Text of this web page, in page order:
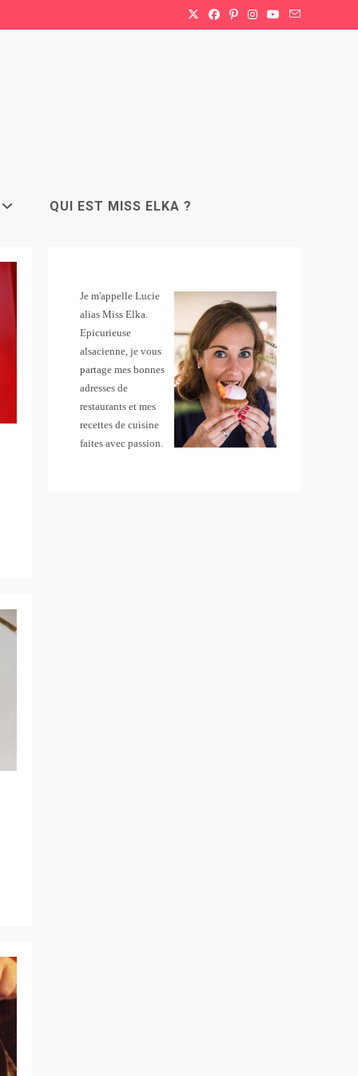
QUI EST MISS ELKA ?
Je m'appelle Lucie
alias Miss Elka.
Epicurieuse
alsacienne, je vous
partage mes bonnes
adresses de
restaurants et mes
recettes de cuisine
faites avec passion.